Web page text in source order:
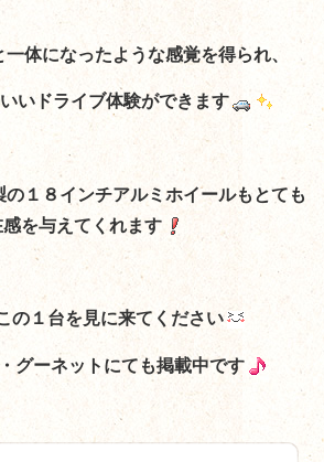
一体になったような感覚を得られ、
いドライブ体験ができます
の１８インチアルミホイールもとても
を与えてくれます
の１台を見に来てください
グーネットにても掲載中です